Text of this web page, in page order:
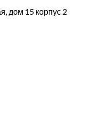
дом 15 корпус 2